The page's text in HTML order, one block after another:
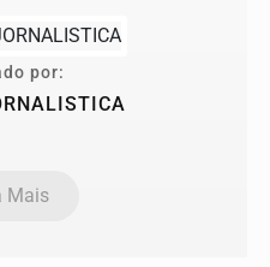
por:
Mais